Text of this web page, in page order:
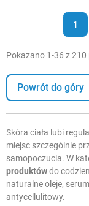
1
Pokazano 1-36 z 210
Powrót do góry
Skóra ciała lubi
miejsc szczególnie
samopoczucia. W
produktówdo
naturalne oleje,
antycellulitowy.